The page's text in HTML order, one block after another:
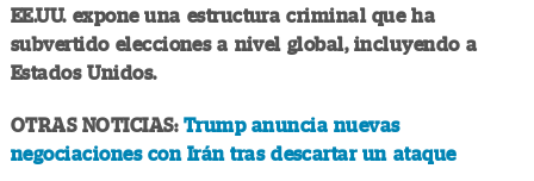
EE.UU. expone una estructura criminal que ha
subvertido elecciones a nivel global, incluyendo a
Estados Unidos.
OTRAS NOTICIAS: Trump anuncia nuevas
negociaciones con Irán tras descartar un ataque